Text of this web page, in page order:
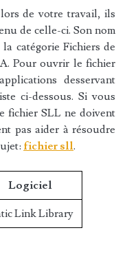
de votre travail, ils
de celle-ci. Son nom
catégorie Fichiers de
Pour ouvrir le fichier
desservant
ci-dessous. Si vous
fichier SLL ne doivent
pas aider à résoudre
fichier sll.
Logiciel
Link Library